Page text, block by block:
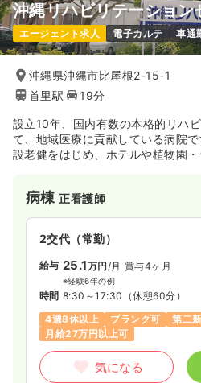
日勤のみ（パート）
給与 時給1,200〜1,500円
時間 8:30～17:30
日祝休み
時給1,500円以上可
気になる
沖縄リハビリテーション
エージェント求人 電子カルテ 車通
沖縄県沖縄市比屋根2-15-1
首里駅
19分
設立10年、国内有数の本格的リハ
て、地域医療に貢献している病院
設老健をはじめ、ホテルや植物園
病棟正看護師
2交代（常勤）
給与 25.1万円 /月 賞与4ヶ月
※経験6年の例
時間 8:30～17:30 （休憩60分）
4週8休以上
ブランク可
第二
月給27万円以上可
気になる